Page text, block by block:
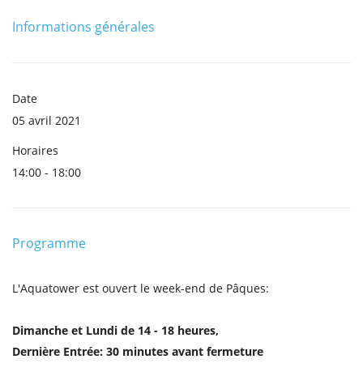
Informations générales
Date
05 avril 2021
Horaires
14:00 - 18:00
Programme
L'Aquatower est ouvert le week-end de Pâques:
Dimanche et Lundi de 14 - 18 heures,
Dernière Entrée: 30 minutes avant fermeture